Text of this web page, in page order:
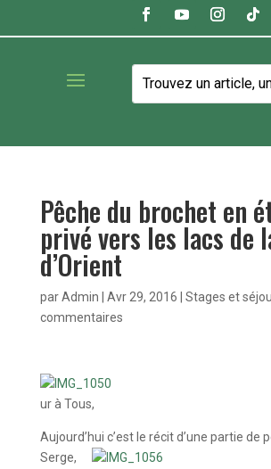
Pêche du brochet en
privé vers les lacs de
d’Orient
parAdmin Avr 29, 2016 Stages et
commentaires
ur à Tous,
Aujourd’hui c’est le récit d’une partie de
Serge,